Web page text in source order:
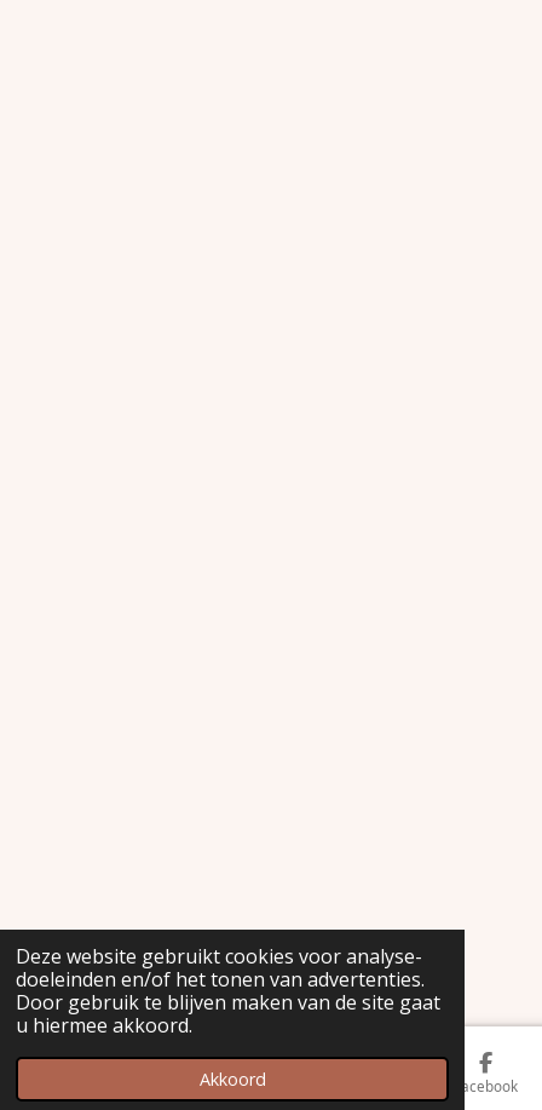
Deze website gebruikt cookies voor analyse-
doeleinden en/of het tonen van advertenties.
Door gebruik te blijven maken van de site gaat
u hiermee akkoord.
Akkoord Facebook